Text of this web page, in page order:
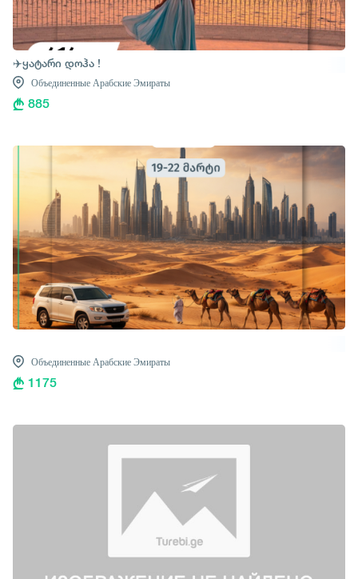
✈️ყატარი დოჰა !
Объединенные Арабские Эмираты
885
Объединенные Арабские Эмираты
1175